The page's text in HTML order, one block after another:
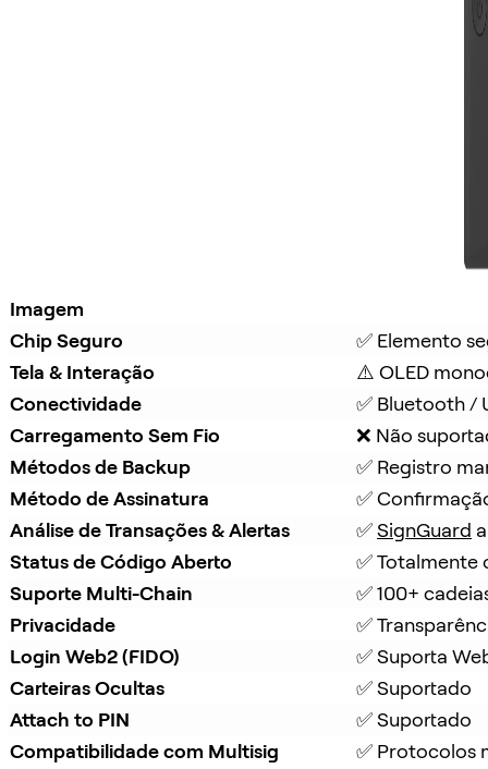
Imagem
Chip Seguro
✅ Elemento
Tela & Interação
⚠️ OLED
Conectividade
✅ Bluetooth /
Carregamento Sem Fio
❌ Não
Métodos de Backup
✅ Registro
Método de Assinatura
✅
Análise de Transações & Alertas
✅ SignGuard
Status de Código Aberto
✅ Totalmente
Suporte Multi-Chain
✅ 100+
Privacidade
✅
Login Web2 (FIDO)
✅ Suporta
Carteiras Ocultas
✅ Suportado
Attach to PIN
✅ Suportado
Compatibilidade com Multisig
✅ Protocolos